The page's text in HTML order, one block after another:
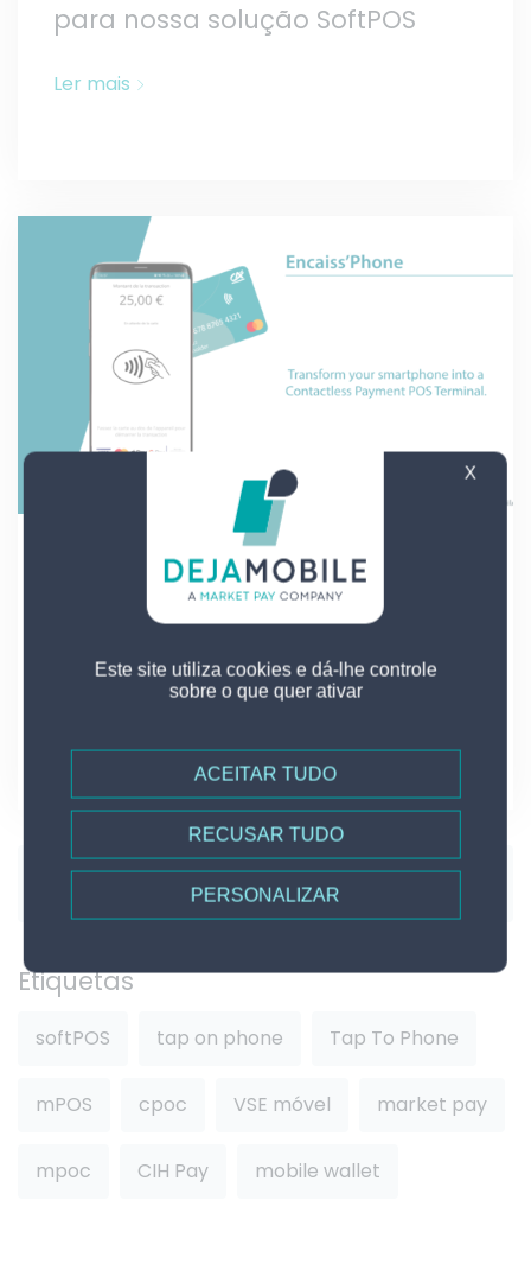
para nossa solução SoftPOS
Ler mais
04 - 03 - 2021
O Crédit Agricole du Languedoc
Etiquetas
softPOS tap on phone Tap To Phone
mPOS cpoc VSE móvel market pay
mpoc CIH Pay mobile wallet
X
Este site utiliza cookies e dá-lhe controle
sobre o que quer ativar
ACEITAR TUDO
RECUSAR TUDO
PERSONALIZAR